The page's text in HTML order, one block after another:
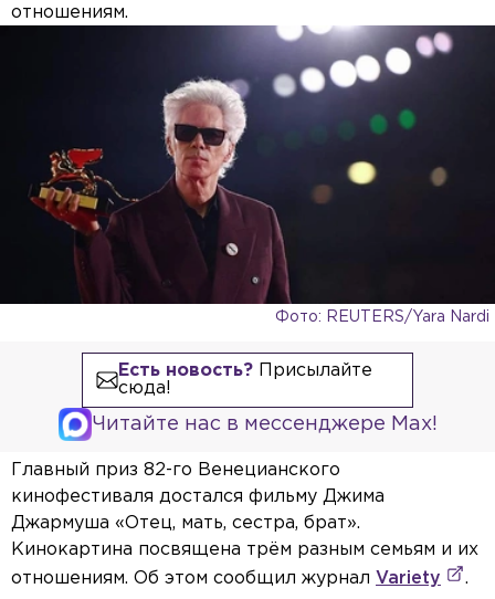
отношениям.
Фото: REUTERS/Yara Nardi
Есть новость?Присылайте
сюда!
Читайте нас в мессенджере Max!
Главный приз 82-го Венецианского
кинофестиваля достался фильму Джима
Джармуша «Отец, мать, сестра, брат».
Кинокартина посвящена трём разным семьям и их
отношениям. Об этом сообщил журнал Variety .